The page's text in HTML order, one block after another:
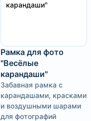
Рамка для фото
"Весёлые
карандаши"
Забавная рамка с
карандашами, красками
и воздушными шарами
для фотографий